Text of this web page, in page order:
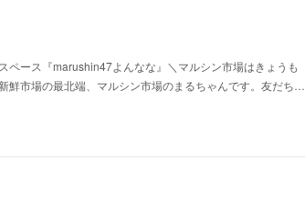
ペース『marushin47よんなな』＼マルシン市場はきょうも
鮮市場の最北端、マルシン市場のまるちゃんです。友だち…